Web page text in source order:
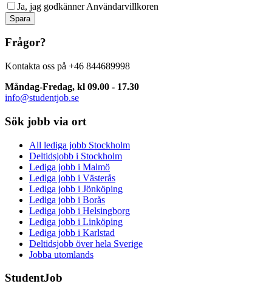
Ja, jag godkännerAnvändarvillkoren
Spara
Frågor?
Kontakta oss på +46 844689998
Måndag-Fredag, kl 09.00 - 17.30
info@studentjob.se
Sök jobb via ort
All lediga jobb Stockholm
Deltidsjobb i Stockholm
Lediga jobb i Malmö
Lediga jobb i Västerås
Lediga jobb i Jönköping
Lediga jobb i Borås
Lediga jobb i Helsingborg
Lediga jobb i Linköping
Lediga jobb i Karlstad
Deltidsjobb över hela Sverige
Jobba utomlands
StudentJob